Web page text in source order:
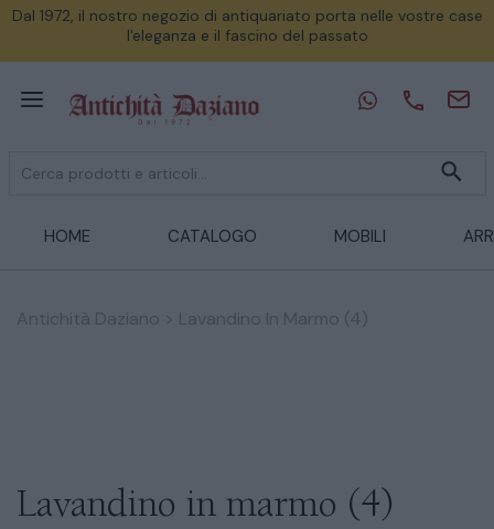
Dal 1972, il nostro negozio di antiquariato porta nelle vostre case
l'eleganza e il fascino del passato
HOME CATALOGO MOBILI
Antichità Daziano Lavandino In Marmo (4)
Lavandino in marmo (4)